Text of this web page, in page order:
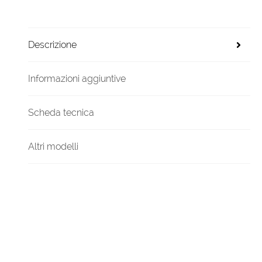
Descrizione
Informazioni aggiuntive
Scheda tecnica
Altri modelli